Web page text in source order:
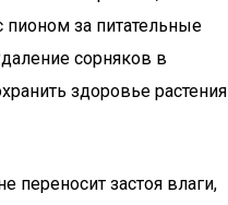
пионом за питательные
сорняков в
здоровье растения
переносит застоя влаги,